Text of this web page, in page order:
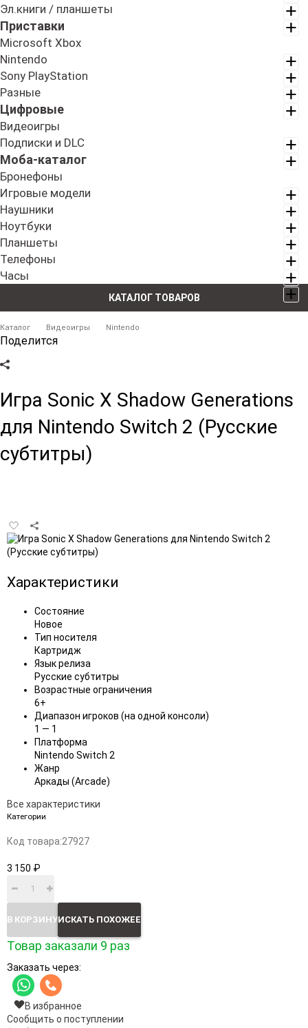
КАТАЛОГ ТОВАРОВ
Эл.книги / планшеты
Приставки
Microsoft Xbox
Nintendo
Sony PlayStation
Разные
Цифровые
Видеоигры
Подписки и DLC
Моба-каталог
Бронефоны
Игровые модели
Наушники
Ноутбуки
Планшеты
Телефоны
Часы
Каталог Видеоигры Nintendo
Поделится
Игра Sonic X Shadow Generations
для Nintendo Switch 2 (Русские
субтитры)
Добавить
в
избранное
Характеристики
Состояние
Новое
Тип носителя
Картридж
Язык релиза
Русские субтитры
Возрастные ограничения
6+
Диапазон игроков (на одной консоли)
1 — 1
Платформа
Nintendo Switch 2
Жанр
Аркады (Arcade)
Все характеристики
Категории
Код товара:27927
3 150 ₽
В КОРЗИНУИСКАТЬ ПОХОЖЕЕ
Товар заказали 9 раз
Заказать через:
В избранное
Сообщить о поступлении